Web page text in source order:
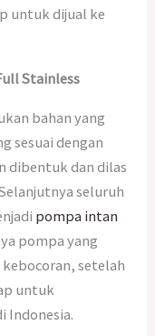
untuk dijual ke
Stainless
bahan yang
sesuai dengan
dibentuk dan dilas
seluruh
pompa intan
pompa yang
setelah
untuk
Indonesia.